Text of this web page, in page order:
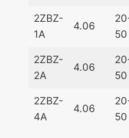
2ZBZ-
1A
4.06
50
2ZBZ-
2A
4.06
50
2ZBZ-
4A
4.06
50